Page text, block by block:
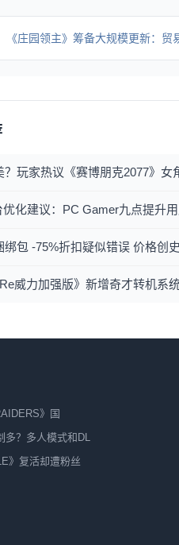
《庄园领主》筹备大规模更新：贸易系统将被
？玩家热议《赛博朋克2077》女
优化建议：PC Gamer九点提升
绑包 -75%折扣疑似错误 价格创
威力加强版》新增奇才转机系
》国
？多人模式和DL
》复活却遭粉丝